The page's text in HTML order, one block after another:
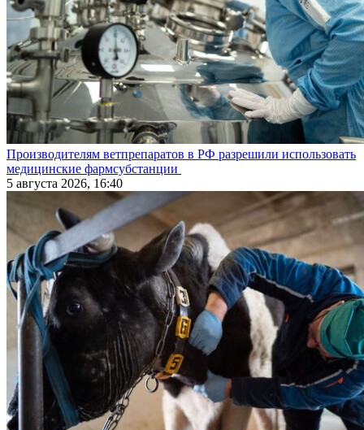
Производителям ветпрепаратов в РФ разрешили использовать
медицинские фармсубстанции
5 августа 2026, 16:40